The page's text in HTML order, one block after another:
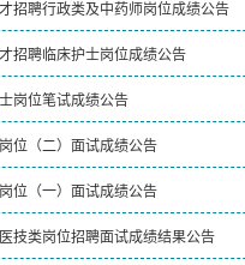
！首届榕江医学
健康分论坛助
招聘行政类及中药师岗位成绩公告
招聘临床护士岗位成绩公告
岗位笔试成绩公告
位（二）面试成绩公告
位（一）面试成绩公告
技类岗位招聘面试成绩结果公告